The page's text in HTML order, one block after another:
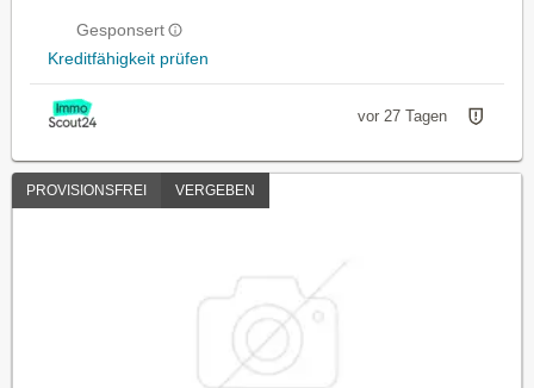
Gesponsert
Kreditfähigkeit prüfen
vor 27 Tagen
PROVISIONSFREI VERGEBEN